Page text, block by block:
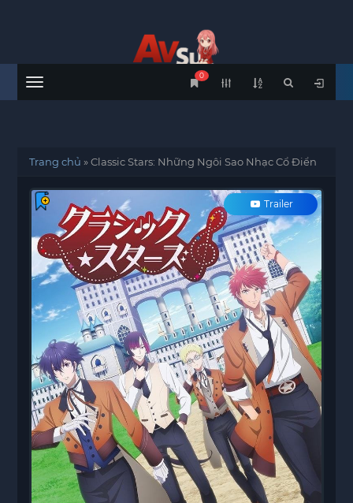
Menu
0
Trang chủ »Classic Stars: Những Ngôi Sao Nhạc Cổ Điển
Trailer